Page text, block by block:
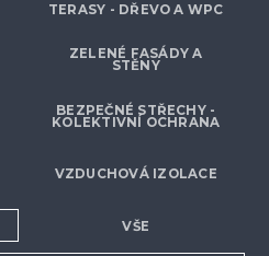
TERASY - DŘEVO A WPC
ZELENÉ FASÁDY A
STĚNY
BEZPEČNÉ STŘECHY -
KOLEKTIVNÍ OCHRANA
VZDUCHOVÁ IZOLACE
VŠE